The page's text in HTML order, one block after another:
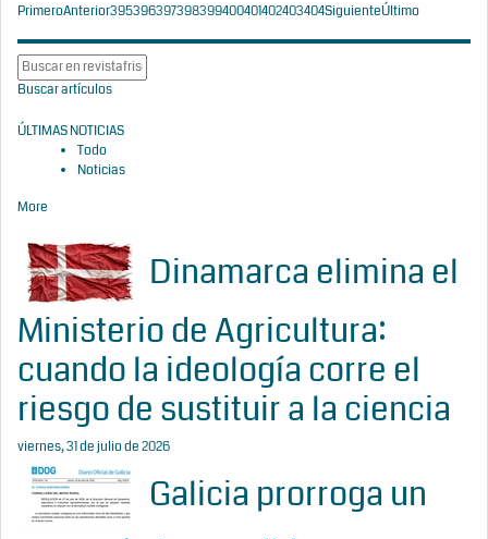
PrimeroAnterior395396397398399400401402403404SiguienteÚltimo
Buscar artículos
ÚLTIMAS NOTICIAS
Todo
Noticias
More
Dinamarca elimina el
Ministerio de Agricultura:
cuando la ideología corre el
riesgo de sustituir a la ciencia
viernes, 31 de julio de 2026
Galicia prorroga un